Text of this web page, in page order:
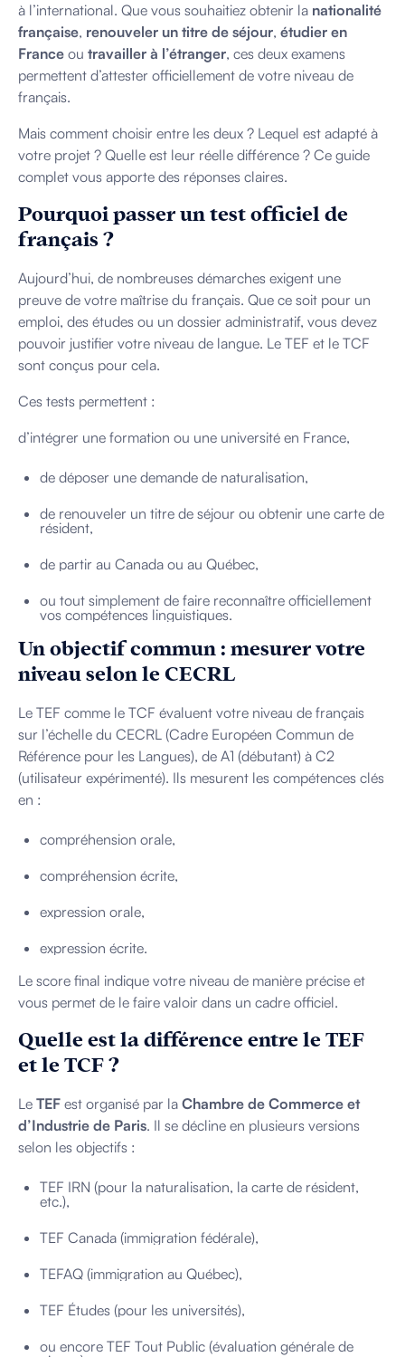
à l’international. Que vous souhaitiez obtenir la nationalité
française, renouveler un titre de séjour, étudier en
France ou travailler à l’étranger, ces deux examens
permettent d’attester officiellement de votre niveau de
français.
Mais comment choisir entre les deux ? Lequel est adapté à
votre projet ? Quelle est leur réelle différence ? Ce guide
complet vous apporte des réponses claires.
Pourquoi passer un test officiel de
français ?
Aujourd’hui, de nombreuses démarches exigent une
preuve de votre maîtrise du français. Que ce soit pour un
emploi, des études ou un dossier administratif, vous devez
pouvoir justifier votre niveau de langue. Le TEF et le TCF
sont conçus pour cela.
Ces tests permettent :
d’intégrer une formation ou une université en France,
de déposer une demande de naturalisation,
de renouveler un titre de séjour ou obtenir une carte de
résident,
de partir au Canada ou au Québec,
ou tout simplement de faire reconnaître officiellement
vos compétences linguistiques.
Un objectif commun : mesurer votre
niveau selon le CECRL
Le TEF comme le TCF évaluent votre niveau de français
sur l’échelle du CECRL (Cadre Européen Commun de
Référence pour les Langues), de A1 (débutant) à C2
(utilisateur expérimenté). Ils mesurent les compétences clés
en :
compréhension orale,
compréhension écrite,
expression orale,
expression écrite.
Le score final indique votre niveau de manière précise et
vous permet de le faire valoir dans un cadre officiel.
Quelle est la différence entre le TEF
et le TCF ?
Le TEF est organisé par la Chambre de Commerce et
d’Industrie de Paris. Il se décline en plusieurs versions
selon les objectifs :
TEF IRN (pour la naturalisation, la carte de résident,
etc.),
TEF Canada (immigration fédérale),
TEFAQ (immigration au Québec),
TEF Études (pour les universités),
ou encore TEF Tout Public (évaluation générale de